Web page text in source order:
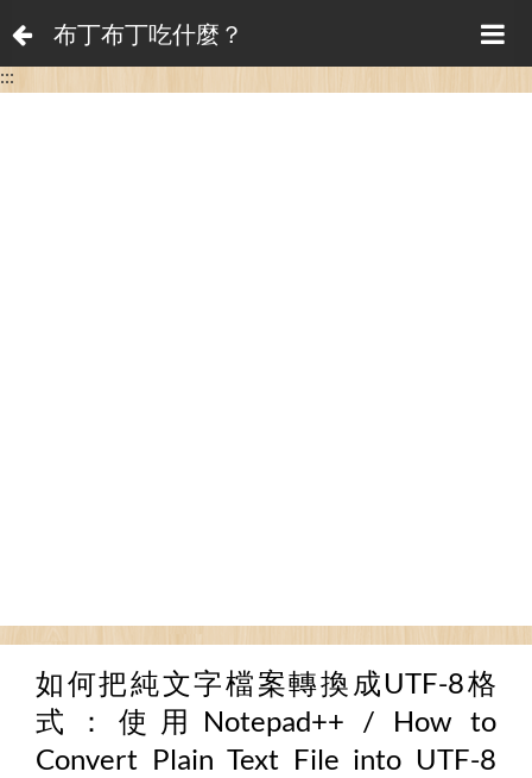
布丁布丁吃什麼？
:::
如何把純文字檔案轉換成UTF-8格
式：使用Notepad++ / How to
Convert Plain Text File into UTF-8